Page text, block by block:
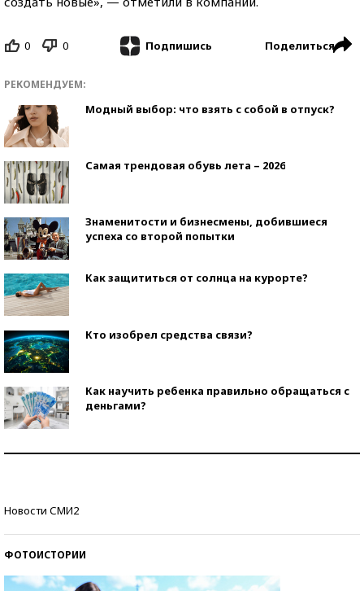
0 0 Подпишись Поделиться
РЕКОМЕНДУЕМ:
Модный выбор: что взять с собой в отпуск?
Самая трендовая обувь лета – 2026
Знаменитости и бизнесмены, добившиеся
успеха со второй попытки
Как защититься от солнца на курорте?
Кто изобрел средства связи?
Как научить ребенка правильно обращаться с
деньгами?
Новости СМИ2
ФОТОИСТОРИИ